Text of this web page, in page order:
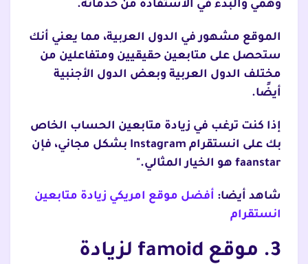
وهمي والبدء في الاستفادة من خدماته.
الموقع مشهور في الدول العربية، مما يعني أنك
ستحصل على متابعين حقيقيين ومتفاعلين من
مختلف الدول العربية وبعض الدول الأجنبية
أيضًا.
إذا كنت ترغب في زيادة متابعين الحساب الخاص
بك على انستقرام Instagram بشكل مجاني، فإن
faanstar هو الخيار المثالي."
شاهد أيضا: أفضل موقع امريكي زيادة متابعين
انستقرام
3. موقع famoid لزيادة